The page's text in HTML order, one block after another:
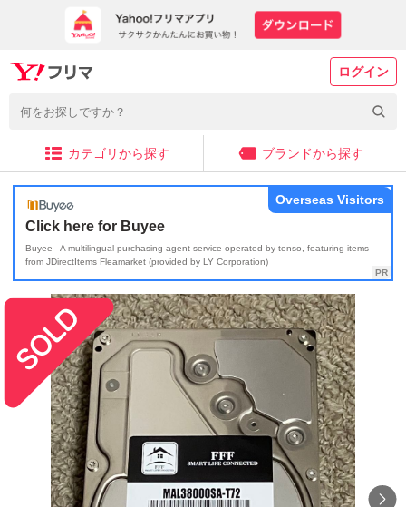
ログイン
カテゴリから探す ブランドから探す
Click here for Buyee
Buyee - A multilingual purchasing agent service operated by tenso, featuring items
from JDirectItems Fleamarket (provided by LY Corporation)
Overseas Visitors